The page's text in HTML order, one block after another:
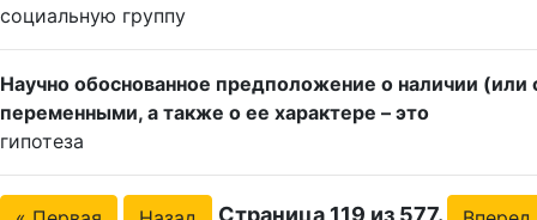
социальную группу
Научно обоснованное предположение о наличии
переменными, а также о ее характере – это
гипотеза